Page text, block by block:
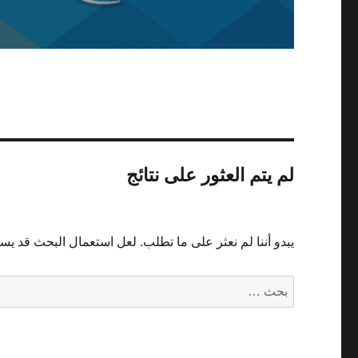
لم يتم العثور على نتائج
يبدو أننا لم نعثر على ما تطلب. لعل استعمال البحث قد
عن: